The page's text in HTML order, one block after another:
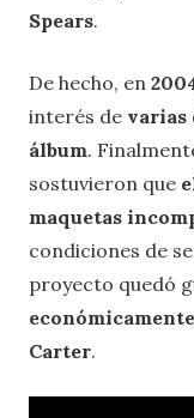
Spears.
De hecho, en
interés de varias
álbum.
sostuvieron que
maquetas
condiciones de
proyecto quedó
económicamente
Carter.